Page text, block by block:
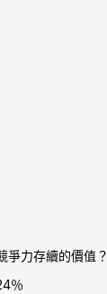
爭力存續的價值？
％